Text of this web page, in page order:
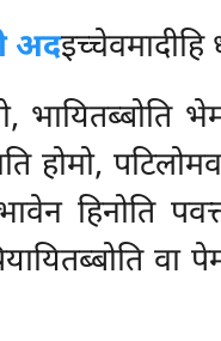
अदइच्चेवमादीहि
भायितब्बोति
होमो,
हिनोति